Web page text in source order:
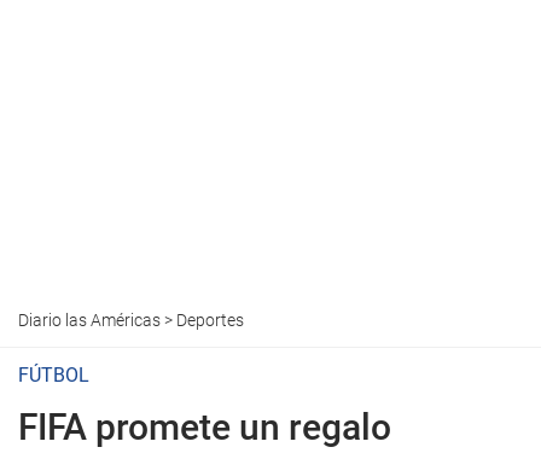
Diario las Américas> Deportes
FÚTBOL
FIFA promete un regalo